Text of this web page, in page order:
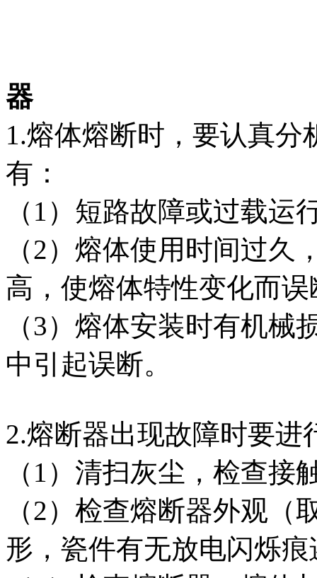
器
1.熔体熔断时，要认真
有：
（1）短路故障或过载运
（2）熔体使用时间过
高，使熔体特性变化而误
（3）熔体安装时有机
中引起误断。
2.熔断器出现故障时要进
（1）清扫灰尘，检查接
（2）检查熔断器外观
形，瓷件有无放电闪烁痕